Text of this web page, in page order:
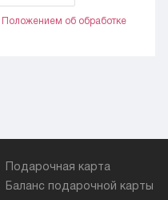
Положением об обработке
Подарочная карта
Баланс подарочной карты